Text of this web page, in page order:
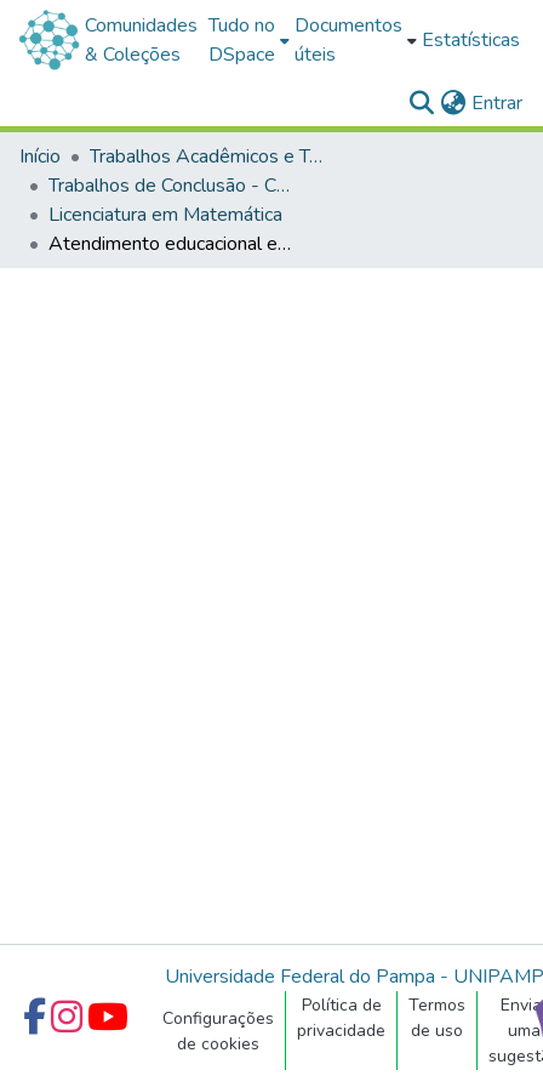
Comunidades
& Coleções
Tudo no
DSpace
Documentos
úteis
Estatísticas
Entrar
Início
Trabalhos Acadêmicos e Técnicos
Trabalhos de Conclusão - Cursos de Graduação
Licenciatura em Matemática
Atendimento educacional especializado (AEE) nas aulas de matemática: desafios da formação e atuação em sala de aula
Universidade Federal do Pampa -
Configurações
de cookies
Política de
privacidade
Termos
de uso
uma